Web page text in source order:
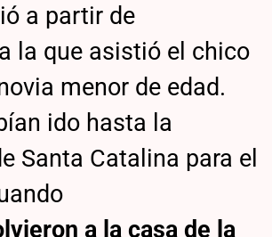
a partir de
a la que asistió el chico
menor de edad.
ido hasta la
Santa Catalina para el
a la casa de la